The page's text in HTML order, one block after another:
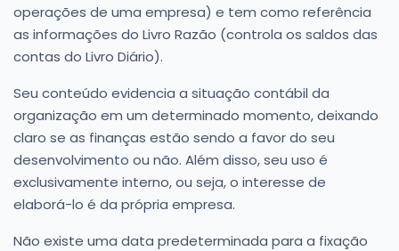
operações de uma empresa) e tem como referência
as informações do Livro Razão (controla os saldos das
contas do Livro Diário).
Seu conteúdo evidencia a situação contábil da
organização em um determinado momento, deixando
claro se as finanças estão sendo a favor do seu
desenvolvimento ou não. Além disso, seu uso é
exclusivamente interno, ou seja, o interesse de
elaborá-lo é da própria empresa.
Não existe uma data predeterminada para a fixação